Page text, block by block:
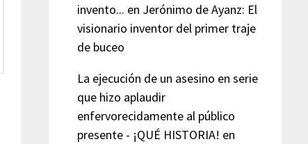
invento... en Jerónimo de Ayanz: El
visionario inventor del primer traje
de buceo
La ejecución de un asesino en serie
que hizo aplaudir
enfervorecidamente al público
presente - ¡QUÉ HISTORIA! en